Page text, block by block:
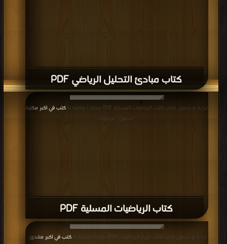
كتاب مبادئ التحليل الرياضي PDF
كتاب الرياضيات المسلية PDF
قراءة و تحميل كتاب كتاب الرياضيات المسلية PDF مجانا | مكتبة > كتب في اكبر مكتبة
| التحميل : مرة/مرات
قراءة و تحميل كتاب كتاب تاريخ الرياضيات PDF مجانا | مكتبة > كتب في اكبر منتدى